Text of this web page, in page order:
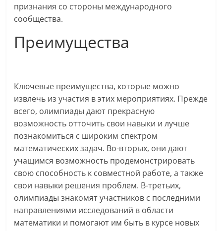
признания со стороны международного
сообщества.
Преимущества
Ключевые преимущества, которые можно
извлечь из участия в этих мероприятиях. Прежде
всего, олимпиады дают прекрасную
возможность отточить свои навыки и лучше
познакомиться с широким спектром
математических задач. Во-вторых, они дают
учащимся возможность продемонстрировать
свою способность к совместной работе, а также
свои навыки решения проблем. В-третьих,
олимпиады знакомят участников с последними
направлениями исследований в области
математики и помогают им быть в курсе новых